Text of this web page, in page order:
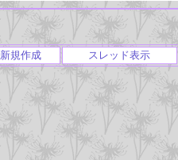
新規作成 スレッド表示